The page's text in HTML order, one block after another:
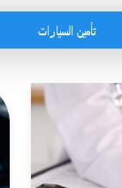
تأمين السيارات